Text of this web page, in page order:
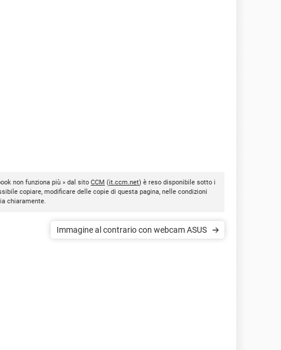
non funziona più » dal sito CCM (it.ccm.net) è reso disponibile sotto i
copiare, modificare delle copie di questa pagina, nelle condizioni
chiaramente.
Immagine al contrario con webcam ASUS